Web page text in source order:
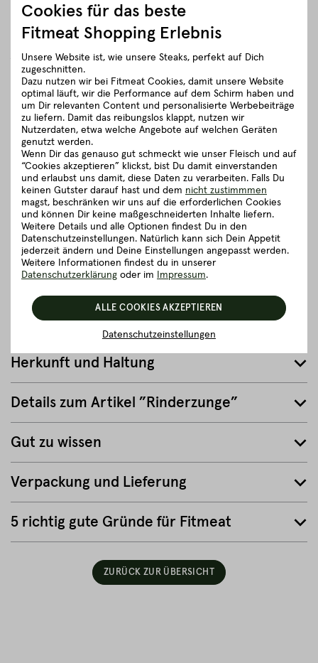
dem Teller arrangiert und genossen werden kann.
Als Kalbin (auch Färse oder Starke genannt) werden weibliche
Rinder bezeichnet, die zwar bereits geschlechtsreif sind,
jedoch noch nicht gekalbt haben. Dies ist natürlich auch an
der Fleischstruktur erkennbar. Das Fleisch einer Kalbin hat
eine leuchtend dunkelrote Färbung und äußerst feine Fasern.
In Sachen Marmorierung ist Kalbinnenfleisch ein absolutes
Highlight, was es äußerst saftig und zart macht.
Das Fleisch der Kalbin ist eine Rarität
Die meisten jungen Kalbinnen (auch als Färsen bekannt)
werden für die Milchproduktion verwendet und nur
ausgewählte unter ihnen zu echtem Gourmetfleisch veredelt.
Dementsprechend ist das Fleisch der Kalbin unter
Feinschmeckern extrem begehrt.
Denn Gourmets wissen: Je feiner die Struktur aus
Muskelfleisch und Fett, desto wertvoller ist das Fleisch!
schließen
Zubereitungsempfehlung
Herkunft und Haltung
Details zum Artikel ”Rinderzunge”
Gut zu wissen
Verpackung und Lieferung
5 richtig gute Gründe für Fitmeat
ZURÜCK ZUR ÜBERSICHT
Cookies für das beste
Fitmeat Shopping Erlebnis
Unsere Website ist, wie unsere Steaks, perfekt auf Dich
zugeschnitten.
Dazu nutzen wir bei Fitmeat Cookies, damit unsere Website
optimal läuft, wir die Performance auf dem Schirm haben und
um Dir relevanten Content und personalisierte Werbebeiträge
zu liefern. Damit das reibungslos klappt, nutzen wir
Nutzerdaten, etwa welche Angebote auf welchen Geräten
genutzt werden.
Wenn Dir das genauso gut schmeckt wie unser Fleisch und auf
“Cookies akzeptieren” klickst, bist Du damit einverstanden
und erlaubst uns damit, diese Daten zu verarbeiten. Falls Du
keinen Gutster darauf hast und dem nicht zustimmmen
magst, beschränken wir uns auf die erforderlichen Cookies
und können Dir keine maßgeschneiderten Inhalte liefern.
Weitere Details und alle Optionen findest Du in den
Datenschutzeinstellungen. Natürlich kann sich Dein Appetit
jederzeit ändern und Deine Einstellungen angepasst werden.
Weitere Informationen findest du in unserer
Datenschutzerklärung oder im Impressum.
Datenschutzeinstellungen
ALLE COOKIES AKZEPTIEREN